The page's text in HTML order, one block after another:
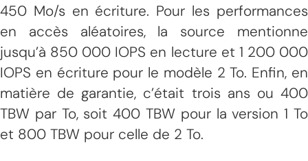
450 Mo/s en écriture. Pour les performances
en accès aléatoires, la source mentionne
jusqu’à 850 000 IOPS en lecture et 1 200 000
IOPS en écriture pour le modèle 2 To. Enfin, en
matière de garantie, c’était trois ans ou 400
TBW par To, soit 400 TBW pour la version 1 To
et 800 TBW pour celle de 2 To.